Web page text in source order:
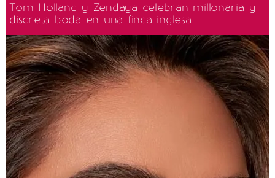
Tom Holland y Zendaya celebran millonaria y
discreta boda en una finca inglesa